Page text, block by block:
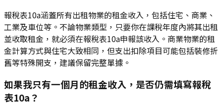
報稅表10a涵蓋所有出租物業的租金收入，包括住宅、商業、
工業及車位等。不論物業類型，只要你在課稅年度內將其出租
並收取租金，就必須在報稅表10a申報該收入。商業物業的租
金計算方式與住宅大致相同，但支出扣除項目可能包括裝修折
舊等特殊開支，建議保留完整單據。
如果我只有一個月的租金收入，是否仍需填寫報稅
表10a？